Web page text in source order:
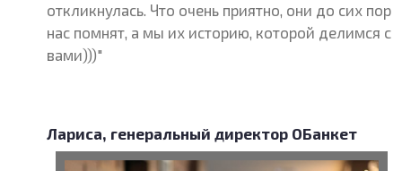
откликнулась. Что очень приятно, они до сих пор
нас помнят, а мы их историю, которой делимся с
вами)))"
Лариса, генеральный директор ОБанкет